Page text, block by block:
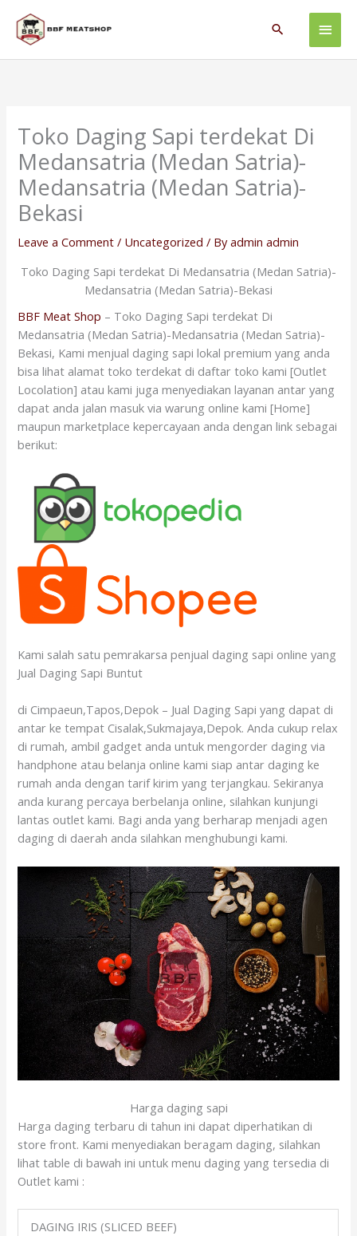
content
Main
Search
Toko Daging Sapi terdekat Di
Medansatria (Medan Satria)-
Medansatria (Medan Satria)-
Bekasi
Leave a Comment / Uncategorized / Byadmin admin
Toko Daging Sapi terdekat Di Medansatria (Medan Satria)-
Medansatria (Medan Satria)-Bekasi
BBF Meat Shop – Toko Daging Sapi terdekat Di
Medansatria (Medan Satria)-Medansatria (Medan Satria)-
Bekasi, Kami menjual daging sapi lokal premium yang anda
bisa lihat alamat toko terdekat di daftar toko kami [Outlet
Locolation] atau kami juga menyediakan layanan antar yang
dapat anda jalan masuk via warung online kami [Home]
maupun marketplace kepercayaan anda dengan link sebagai
berikut:
Kami salah satu pemrakarsa penjual daging sapi online yang
Jual Daging Sapi Buntut
di Cimpaeun,Tapos,Depok – Jual Daging Sapi yang dapat di
antar ke tempat Cisalak,Sukmajaya,Depok. Anda cukup relax
di rumah, ambil gadget anda untuk mengorder daging via
handphone atau belanja online kami siap antar daging ke
rumah anda dengan tarif kirim yang terjangkau. Sekiranya
anda kurang percaya berbelanja online, silahkan kunjungi
lantas outlet kami. Bagi anda yang berharap menjadi agen
daging di daerah anda silahkan menghubungi kami.
Harga daging sapi
Harga daging terbaru di tahun ini dapat diperhatikan di
store front. Kami menyediakan beragam daging, silahkan
lihat table di bawah ini untuk menu daging yang tersedia di
Outlet kami :
DAGING IRIS (SLICED BEEF)